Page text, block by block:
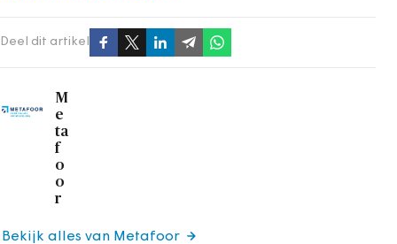
Deel dit artikel
M
e
ta
f
o
o
r
Bekijk alles van Metafoor